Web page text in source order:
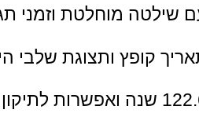
מוחלטת וזמני תגובה
ותצוגת שלבי הירח
למעשה ללא צורך בשום כיוון במשך 122.6 שנה ואפשרות לתיקון נוח